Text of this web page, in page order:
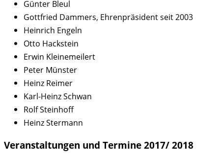
Günter Bleul
Gottfried Dammers, Ehrenpräsident seit 2003
Heinrich Engeln
Otto Hackstein
Erwin Kleinemeilert
Peter Münster
Heinz Reimer
Karl-Heinz Schwan
Rolf Steinhoff
Heinz Stermann
Veranstaltungen und Termine 2017/ 2018